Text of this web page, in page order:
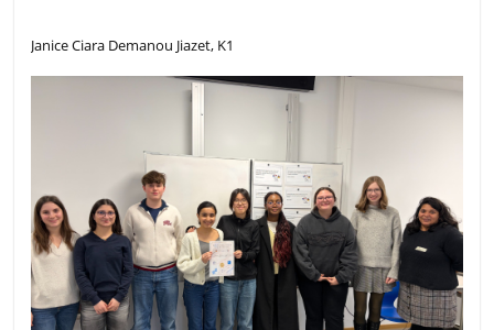
Janice Ciara Demanou Jiazet, K1